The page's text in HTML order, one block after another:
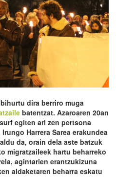
dira berriro muga
batentzat. Azaroaren 20an
egiten ari zen pertsona
Harrera Sarea erakundea
da, orain dela aste batzuk
migratzaileek hartu beharreko
agintarien erantzukizuna
aldaketaren beharra eskatu